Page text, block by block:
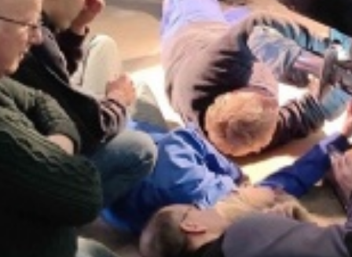
Notre local
La Boutique
Les pièces
L’assurance
Liens
La Revue
Les salons
La traction
La Traction des
membres
Bibliographie
Présentation 7